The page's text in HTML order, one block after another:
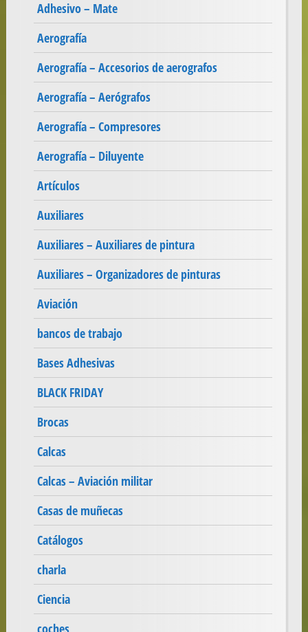
Adhesivo – Mate
Aerografía
Aerografía – Accesorios de aerografos
Aerografía – Aerógrafos
Aerografía – Compresores
Aerografía – Diluyente
Artículos
Auxiliares
Auxiliares – Auxiliares de pintura
Auxiliares – Organizadores de pinturas
Aviación
bancos de trabajo
Bases Adhesivas
BLACK FRIDAY
Brocas
Calcas
Calcas – Aviación militar
Casas de muñecas
Catálogos
charla
Ciencia